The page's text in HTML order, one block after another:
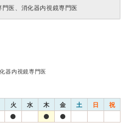
門医、消化器内視鏡専門医
器内視鏡専門医
火 水 木 金 土 日 祝